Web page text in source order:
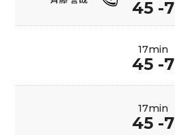
45 -7
17min
45 -7
17min
45 -7